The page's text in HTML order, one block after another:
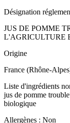
Désignation
JUS DE POMME
L'AGRICULTURE
Origine
France (Rhône-
Liste d'ingrédients
jus de pomme
biologique
Allergènes : Non